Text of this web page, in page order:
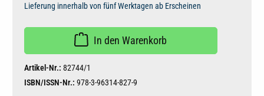
Lieferung innerhalb von fünf Werktagen ab Erscheinen
In den Warenkorb
Artikel-Nr.: 82744/1
ISBN/ISSN-Nr.: 978-3-96314-827-9